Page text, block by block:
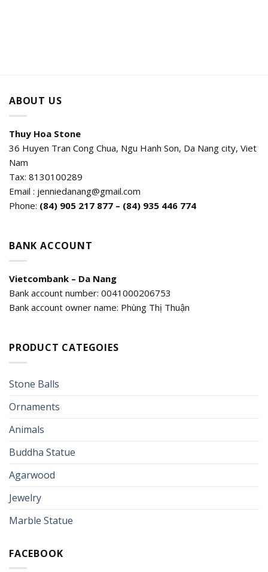
ABOUT US
Thuy Hoa Stone
36 Huyen Tran Cong Chua, Ngu Hanh Son, Da Nang city, Viet
Nam
Tax: 8130100289
Email : jenniedanang@gmail.com
Phone: (84) 905 217 877 – (84) 935 446 774
BANK ACCOUNT
Vietcombank – Da Nang
Bank account number: 0041000206753
Bank account owner name: Phùng Thị Thuận
PRODUCT CATEGOIES
Stone Balls
Ornaments
Animals
Buddha Statue
Agarwood
Jewelry
Marble Statue
FACEBOOK